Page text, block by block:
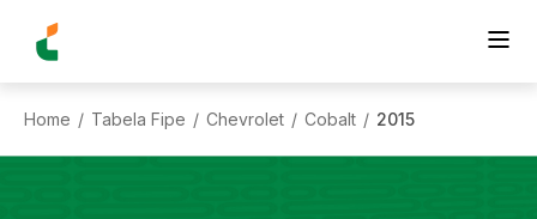
Home / Tabela Fipe / Chevrolet / Cobalt / 2015